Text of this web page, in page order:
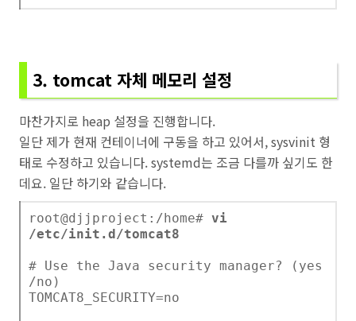
3. tomcat 자체 메모리 설정
마찬가지로 heap 설정을 진행합니다.
일단 제가 현재 컨테이너에 구동을 하고 있어서, sysvinit 형
태로 수정하고 있습니다. systemd는 조금 다를까 싶기도 한
데요. 일단 하기와 같습니다.
root@djjproject:/home# vi
/etc/init.d/tomcat8
# Use the Java security manager? (yes
/no)
TOMCAT8_SECURITY=no